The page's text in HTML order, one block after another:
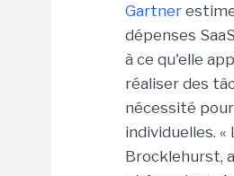
Gartner
dépenses
à ce qu'elle
réaliser des
nécessité
individuelles.
Brocklehurst,